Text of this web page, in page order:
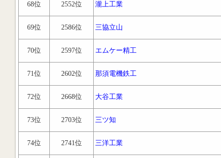
68位 2552位 瀧上工業
69位 2586位 三協立山
70位 2597位 エムケー精工
71位 2602位 那須電機鉄工
72位 2668位 大谷工業
73位 2703位 三ツ知
74位 2741位 三洋工業